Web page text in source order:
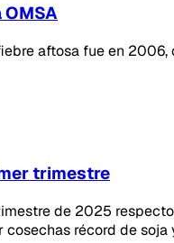
aftosa fue en
trimestre
de 2025
récord de soja